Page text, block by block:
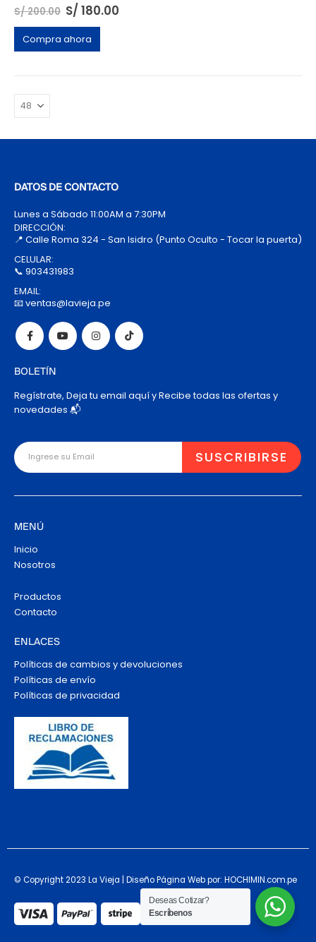
S/200.00 S/ 180.00
Compra ahora
DATOS DE CONTACTO
Lunes a Sábado 11:00AM a 7:30PM
DIRECCIÓN:
📍 Calle Roma 324 - San Isidro (Punto Oculto - Tocar la puerta)
CELULAR:
📞 903431983
EMAIL:
📧 ventas@lavieja.pe
BOLETÍN
Regístrate, Deja tu email aquí y Recibe todas las ofertas y
novedades 📬
MENÚ
Inicio
Nosotros
Productos
Contacto
ENLACES
Políticas de cambios y devoluciones
Políticas de envío
Políticas de privacidad
© Copyright 2023 La Vieja | Diseño Página Web por: HOCHIMIN.com.pe
Deseas Cotizar?
Escríbenos